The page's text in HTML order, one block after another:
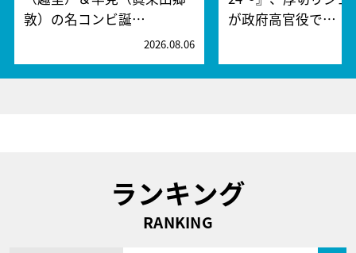
敦）の名コンビ誕…
2026.08.06
が政府高官役で…
ランキング
RANKING